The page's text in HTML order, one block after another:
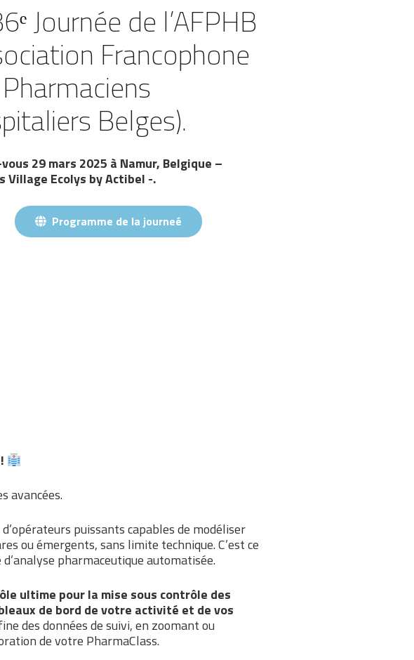
Journée de l’AFPHB
Francophone
Belges).
29 mars 2025 à Namur, Belgique –
Village Ecolys by Actibel -.
Programme de la journeé
avancées.
puissants capables de modéliser
ou émergents, sans limite technique. C’est ce
pharmaceutique automatisée.
ultime pour la mise sous contrôle des
de bord de votre activité et de vos
des données de suivi, en zoomant ou
de votre PharmaClass.